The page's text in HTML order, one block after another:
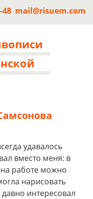
48 mail@risuem.com
удавалось
вместо меня: в
работе можно
нарисовать
интересовал